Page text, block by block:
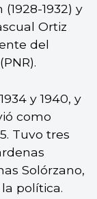
1932) y
Ortiz
del
y 1940, y
como
Tuvo tres
Solórzano,
política.